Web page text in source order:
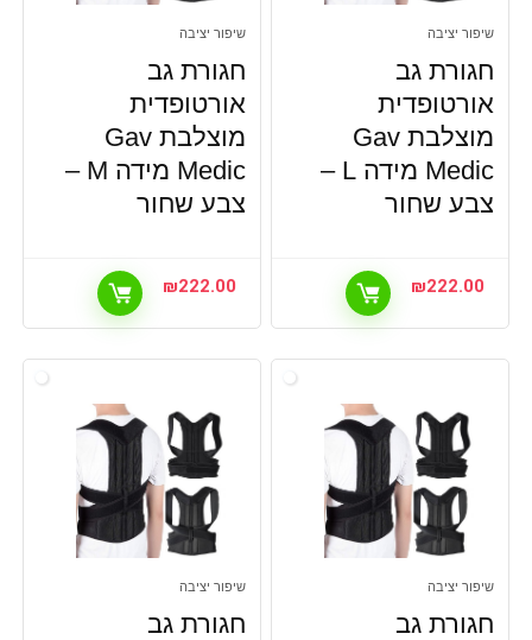
שיפור יציבה
חגורת גב
אורטופדית
מוצלבת Gav
Medic מידה L –
צבע שחור
₪222.00
שיפור יציבה
חגורת גב
אורטופדית
מוצלבת Gav
Medic מידה M –
צבע שחור
₪222.00
שיפור יציבה
חגורת גב
שיפור יציבה
חגורת גב